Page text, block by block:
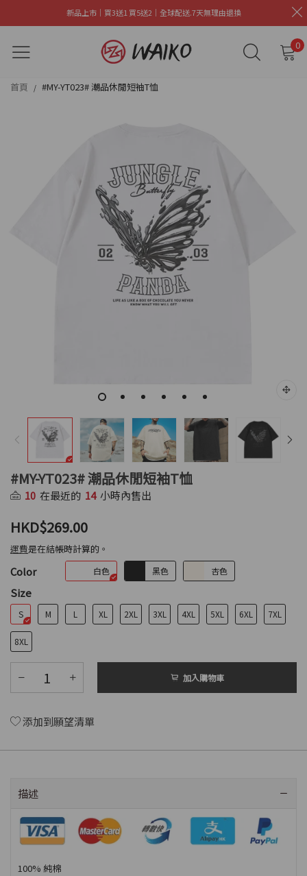
新品上市｜買3送1 買5送2｜全球配送.7天無理由退換
0
首頁 / #MY-YT023# 潮品休閒短袖T恤
#MY-YT023# 潮品休閒短袖T恤
10 在最近的 14 小時內售出
HKD$269.00
運費是在結帳時計算的。
Color 白色 黑色 杏色
Size
S M L XL 2XL 3XL 4XL 5XL 6XL 7XL
8XL
加入購物車
添加到願望清單
描述
100% 純棉